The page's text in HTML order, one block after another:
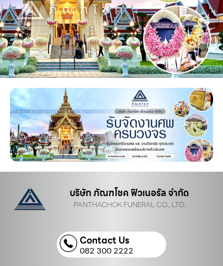
บริษัท ภัณฑโชค ฟิวเนอรัล จำกัด
PANTHACHOK FUNERAL CO., LTD.
Contact Us
082 300 2222